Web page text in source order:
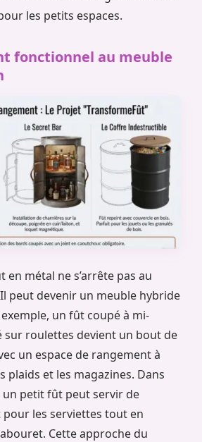
les petits espaces.
fonctionnel au meuble
en métal ne s’arrête pas au
peut devenir un meuble hybride
un fût coupé à mi-
sur roulettes devient un bout de
un espace de rangement à
plaids et les magazines. Dans
un petit fût peut servir de
pour les serviettes tout en
Cette approche du